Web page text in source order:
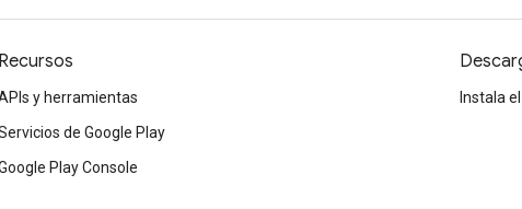
Recursos
y herramientas
de Google Play
Play Console
Instala